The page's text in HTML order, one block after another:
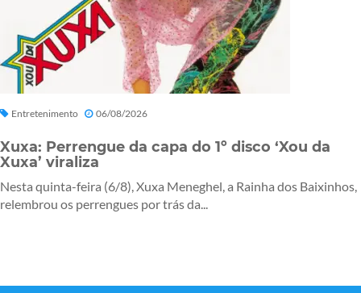
Entretenimento 06/08/2026
Xuxa: Perrengue da capa do 1º disco ‘Xou da
Xuxa’ viraliza
Nesta quinta-feira (6/8), Xuxa Meneghel, a Rainha dos Baixinhos,
relembrou os perrengues por trás da...